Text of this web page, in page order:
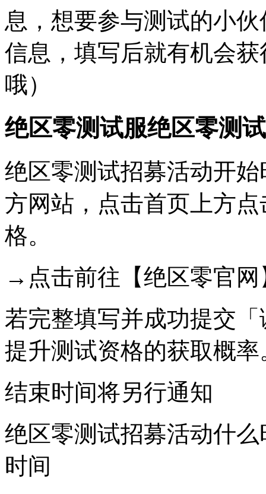
息，想要参与测试的小
信息，填写后就有机会
哦）
绝区零测试服绝区零测
绝区零测试招募活动开
方网站，点击首页上方
格。
→点击前往【绝区零官网
若完整填写并成功提交
提升测试资格的获取概率
结束时间将另行通知
绝区零测试招募活动什
时间